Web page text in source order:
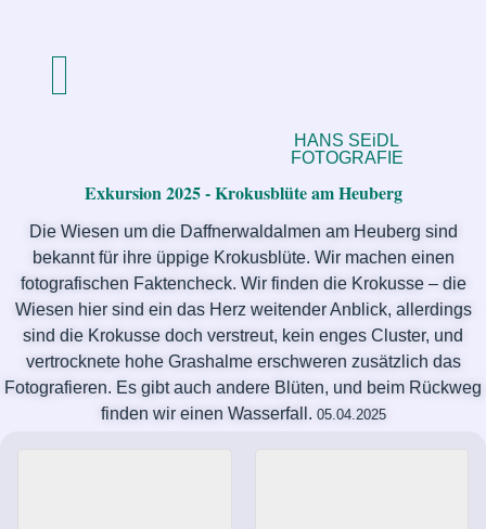
HANS SEiDL
FOTOGRAFIE
Exkursion 2025 - Krokusblüte am Heuberg
Die Wiesen um die Daffnerwaldalmen am Heuberg sind
bekannt für ihre üppige Krokusblüte. Wir machen einen
fotografischen Faktencheck. Wir finden die Krokusse – die
Wiesen hier sind ein das Herz weitender Anblick, allerdings
sind die Krokusse doch verstreut, kein enges Cluster, und
vertrocknete hohe Grashalme erschweren zusätzlich das
Fotografieren. Es gibt auch andere Blüten, und beim Rückweg
finden wir einen Wasserfall. 05.04.2025